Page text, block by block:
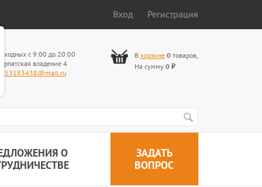
Вход Регистрация
с 9:00 до 20:00
владение 4
В корзине 0товаров,
На сумму 0 ₽
О
ЗАДАТЬ
ВОПРОС